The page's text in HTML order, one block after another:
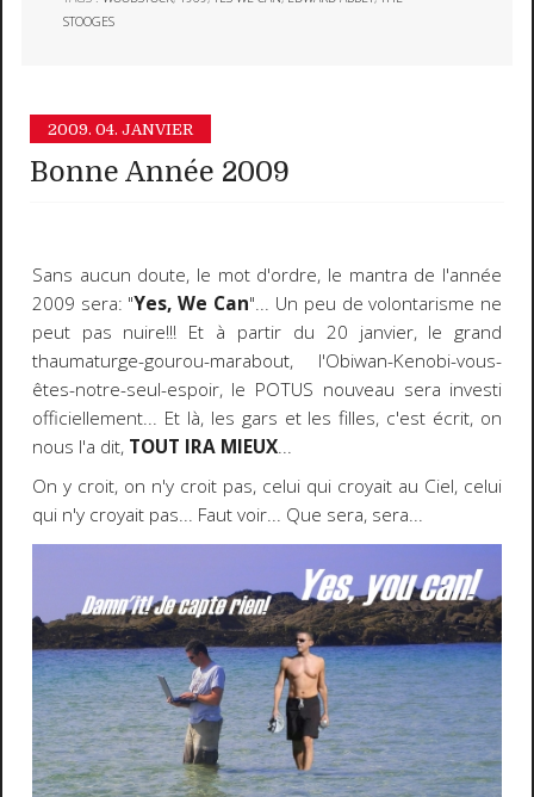
STOOGES
2009. 04. JANVIER
Bonne Année 2009
Sans aucun doute, le mot d'ordre, le mantra de l'année
2009 sera: "Yes, We Can"... Un peu de volontarisme ne
peut pas nuire!!! Et à partir du 20 janvier, le grand
thaumaturge-gourou-marabout, l'Obiwan-Kenobi-vous-
êtes-notre-seul-espoir, le POTUS nouveau sera investi
officiellement... Et là, les gars et les filles, c'est écrit, on
nous l'a dit, TOUT IRA MIEUX...
On y croit, on n'y croit pas, celui qui croyait au Ciel, celui
qui n'y croyait pas... Faut voir... Que sera, sera...